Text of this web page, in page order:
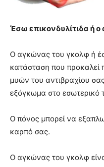
Έσω επικονδυλίτιδα ή
Ο αγκώνας του γκολφ ή
κατάσταση που προκαλεί
μυών του αντιβραχίου
εξόγκωμα στο εσωτερικό
Ο πόνος μπορεί να
καρπό σας.
Ο αγκώνας του γκολφ